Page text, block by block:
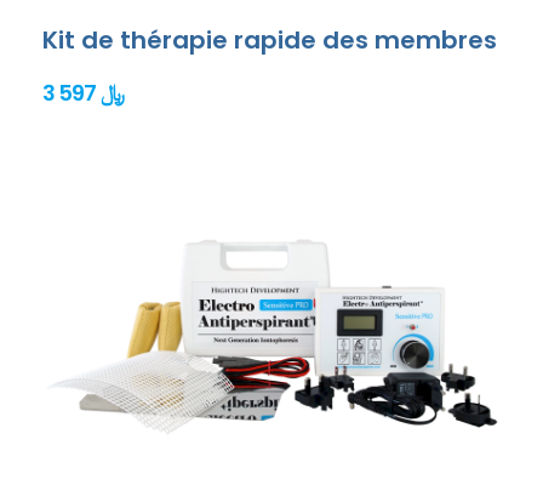
Kit de thérapie rapide des membres
3 597 ﷼